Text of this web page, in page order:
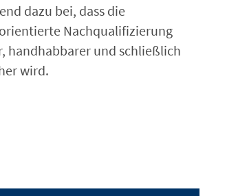
dazu bei, dass die
Nachqualifizierung
handhabbarer und schließlich
wird.